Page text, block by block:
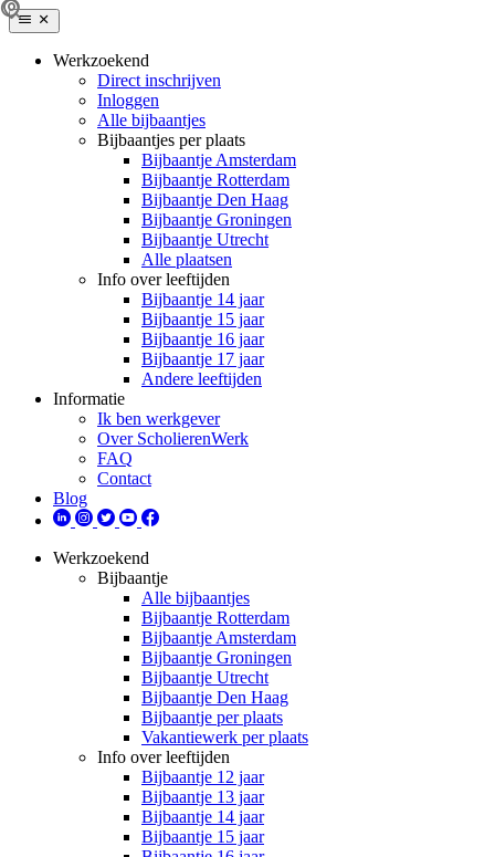
Werkzoekend
Direct inschrijven
Inloggen
Alle bijbaantjes
Bijbaantjes per plaats
Bijbaantje Amsterdam
Bijbaantje Rotterdam
Bijbaantje Den Haag
Bijbaantje Groningen
Bijbaantje Utrecht
Alle plaatsen
Info over leeftijden
Bijbaantje 14 jaar
Bijbaantje 15 jaar
Bijbaantje 16 jaar
Bijbaantje 17 jaar
Andere leeftijden
Informatie
Ik ben werkgever
Over ScholierenWerk
FAQ
Contact
Blog
Werkzoekend
Bijbaantje
Alle bijbaantjes
Bijbaantje Rotterdam
Bijbaantje Amsterdam
Bijbaantje Groningen
Bijbaantje Utrecht
Bijbaantje Den Haag
Bijbaantje per plaats
Vakantiewerk per plaats
Info over leeftijden
Bijbaantje 12 jaar
Bijbaantje 13 jaar
Bijbaantje 14 jaar
Bijbaantje 15 jaar